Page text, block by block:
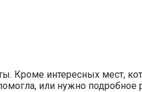
интересных мест,
или нужно